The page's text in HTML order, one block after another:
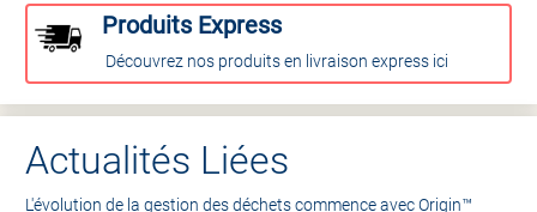
Produits Express
Découvrez nos produits en livraison express ici
Actualités Liées
L'évolution de la gestion des déchets commence avec Origin™